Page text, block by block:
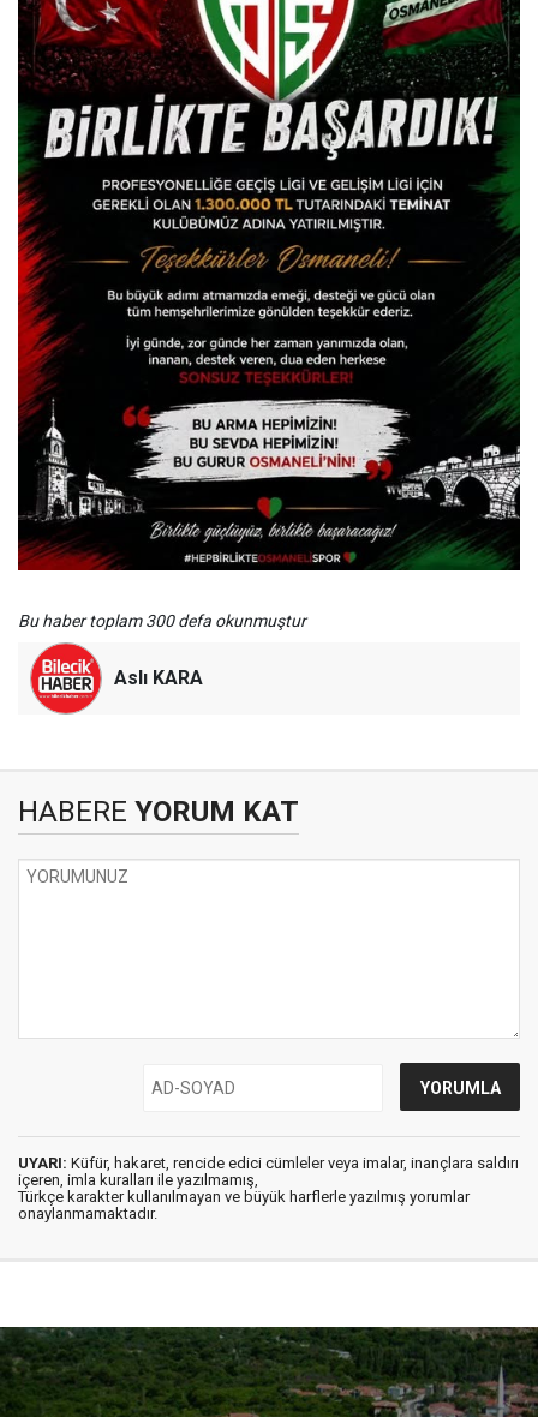
Bu haber toplam 300 defa okunmuştur
Aslı KARA
HABERE YORUM KAT
UYARI: Küfür, hakaret, rencide edici cümleler veya imalar, inançlara saldırı
içeren, imla kuralları ile yazılmamış,
Türkçe karakter kullanılmayan ve büyük harflerle yazılmış yorumlar
onaylanmamaktadır.